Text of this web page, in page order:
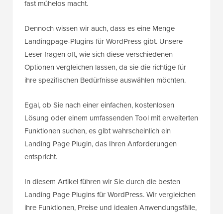
fast mühelos macht.
Dennoch wissen wir auch, dass es eine Menge
Landingpage-Plugins für WordPress gibt. Unsere
Leser fragen oft, wie sich diese verschiedenen
Optionen vergleichen lassen, da sie die richtige für
ihre spezifischen Bedürfnisse auswählen möchten.
Egal, ob Sie nach einer einfachen, kostenlosen
Lösung oder einem umfassenden Tool mit erweiterten
Funktionen suchen, es gibt wahrscheinlich ein
Landing Page Plugin, das Ihren Anforderungen
entspricht.
In diesem Artikel führen wir Sie durch die besten
Landing Page Plugins für WordPress. Wir vergleichen
ihre Funktionen, Preise und idealen Anwendungsfälle,